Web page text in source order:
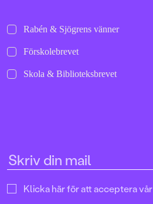
Rabén & Sjögrens vänner
Förskolebrevet
Skola & Biblioteksbrevet
Klicka här för att acceptera vår